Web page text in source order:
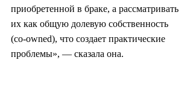
приобретенной в браке, а рассматривать
их как общую долевую собственность
(co-owned), что создает практические
проблемы», — сказала она.